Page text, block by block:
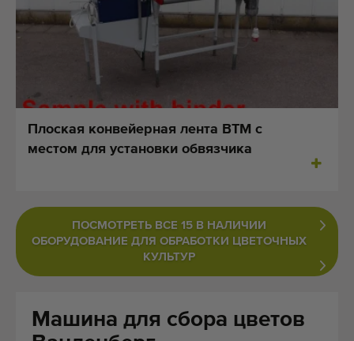
Продайте вашу машину!
Поиск по типу
Последние просмотренные машины
оповещения машина
машины
знак
Плоская конвейерная лента BTM с
местом для установки обвязчика
ПОСМОТРЕТЬ ВСЕ 15 В НАЛИЧИИ
ОБОРУДОВАНИЕ ДЛЯ ОБРАБОТКИ ЦВЕТОЧНЫХ
КУЛЬТУР
Машина для сбора цветов